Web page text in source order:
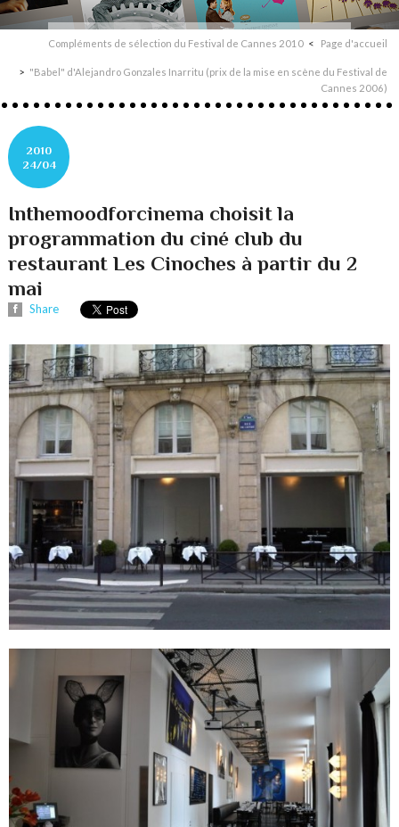
Compléments de sélection du Festival de Cannes 2010 Page d'accueil
"Babel" d'Alejandro Gonzales Inarritu (prix de la mise en scène du Festival de
Cannes 2006)
2010
24/04
Inthemoodforcinema choisit la
programmation du ciné club du
restaurant Les Cinoches à partir du 2
mai
Share